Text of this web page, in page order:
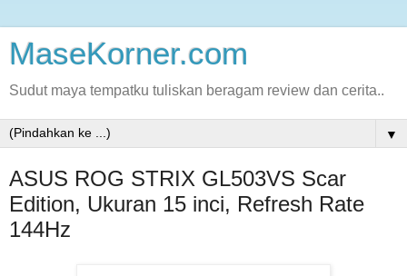
MaseKorner.com
Sudut maya tempatku tuliskan beragam review dan cerita..
▼
ASUS ROG STRIX GL503VS Scar
Edition, Ukuran 15 inci, Refresh Rate
144Hz